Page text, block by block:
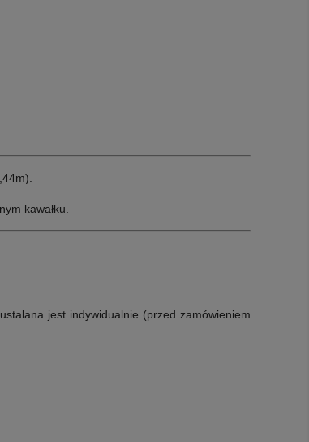
kawałku.
jest indywidualnie (przed zamówieniem